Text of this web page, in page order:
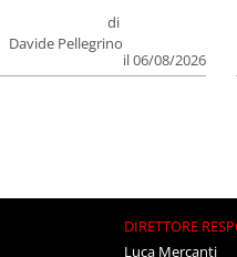
di
Davide Pellegrino
il 06/08/2026
DIRETTORE
Luca Mercanti